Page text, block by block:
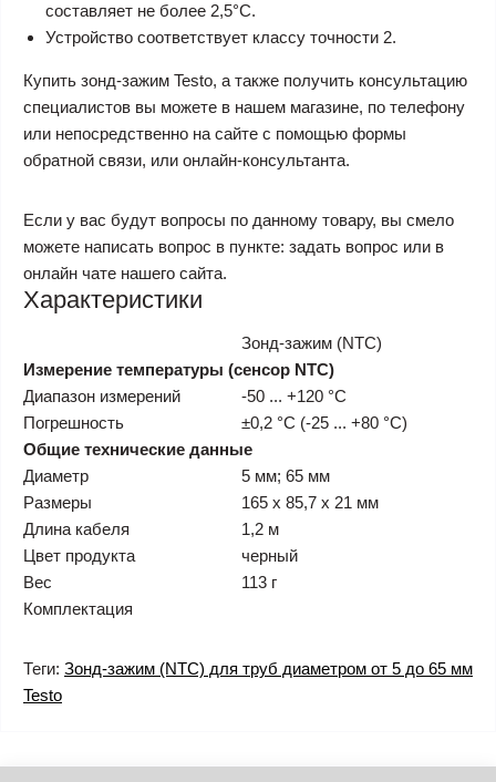
составляет не более 2,5°С.
Устройство соответствует классу точности 2.
Купить зонд-зажим Testo, а также получить консультацию
специалистов вы можете в нашем магазине, по телефону
или непосредственно на сайте с помощью формы
обратной связи, или онлайн-консультанта.
Если у вас будут вопросы по данному товару, вы смело
можете написать вопрос в пункте: задать вопрос или в
онлайн чате нашего сайта.
Характеристики
Зонд-зажим (NTC)
Измерение температуры (сенсор NTC)
Диапазон измерений
-50 ... +120 °C
Погрешность
±0,2 °C (-25 ... +80 °C)
Общие технические данные
Диаметр
5 мм; 65 мм
Размеры
165 x 85,7 x 21 мм
Длина кабеля
1,2 м
Цвет продукта
черный
Вес
113 г
Комплектация
Теги: Зонд-зажим (NTC) для труб диаметром от 5 до 65 мм
Testo